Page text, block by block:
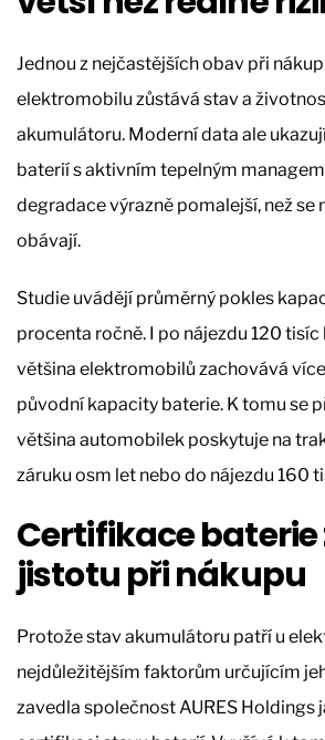
Jednou z nejčastějších obav při
elektromobilu zůstává stav a
akumulátoru. Moderní data ale
baterií s aktivním tepelným
degradace výrazně pomalejší, než se
obávají.
Studie uvádějí průměrný pokles
procenta ročně. I po nájezdu 120
většina elektromobilů zachovává
původní kapacity baterie. K tomu se
většina automobilek poskytuje na
záruku osm let nebo do nájezdu 160
Certifikace
jistotu při nákupu
Protože stav akumulátoru patří u
nejdůležitějším faktorům určujícím
zavedla společnost AURES Holdings